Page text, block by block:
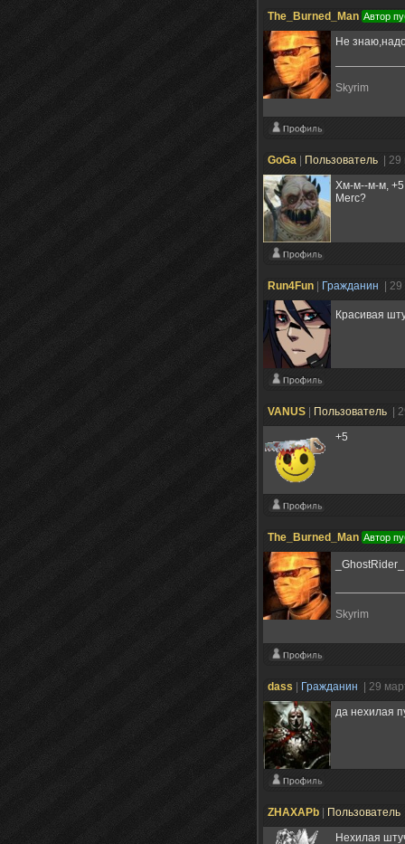
The_Burned_Man Автор
Не
Skyrim
GoGa Пользователь
|
Хм-м--м-м, +5
Merc?
Run4Fun Гражданин |
Красивая
VANUS Пользователь
|
+5
The_Burned_Man Автор
Skyrim
dass Гражданин
| 29
да нехилая
ZHAXAPb Пользователь
Нехилая